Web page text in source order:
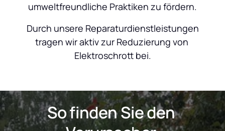
umweltfreundliche Praktiken zu fördern.
tragen wir aktiv zur Reduzierung von
Elektroschrott bei.
So finden Sie den